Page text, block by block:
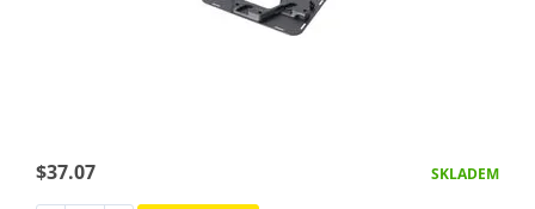
$37.07 SKLADEM